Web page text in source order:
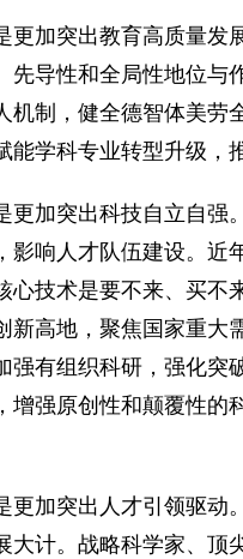
加突出教育高质量发展
先导性和全局性地位与
机制，健全德智体美劳
能学科专业转型升级，
加突出科技自立自强。
影响人才队伍建设。近
心技术是要不来、买不
新高地，聚焦国家重大
强有组织科研，强化突
增强原创性和颠覆性的
加突出人才引领驱动。
大计。战略科学家、顶